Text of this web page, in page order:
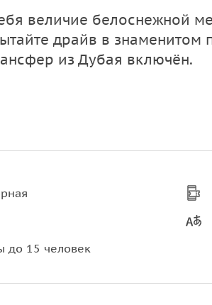
величие белоснежной
драйв в знаменитом
из Дубая включён.
до 15 человек